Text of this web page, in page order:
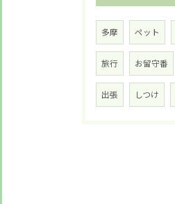
多摩 ペット
旅行 お留守番
出張 しつけ